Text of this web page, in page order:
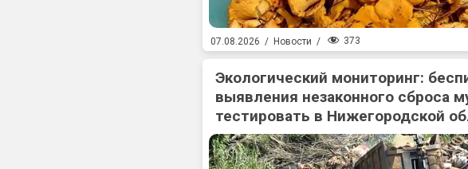
07.08.2026 / Новости / 373
Экологический мониторинг:
выявления незаконного сброса
тестировать в Нижегородской